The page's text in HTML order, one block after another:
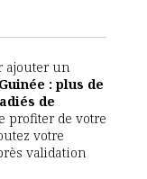
ajouter un
Guinée : plus de
de
profiter de votre
votre
validation